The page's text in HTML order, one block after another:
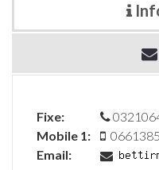
Fixe:
Mobile 1:
Email: